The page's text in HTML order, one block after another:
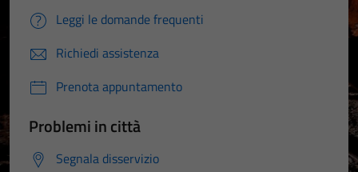
Leggi le domande frequenti
Richiedi assistenza
Prenota appuntamento
Problemi in città
Segnala disservizio